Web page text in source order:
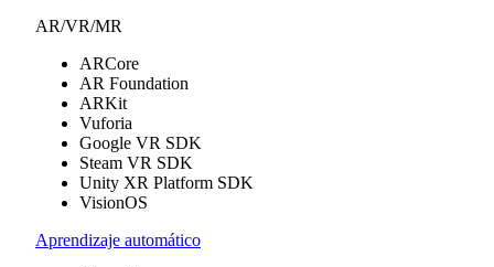
AR/VR/MR
ARCore
AR Foundation
ARKit
Vuforia
Google VR SDK
Steam VR SDK
Unity XR Platform SDK
VisionOS
Aprendizaje automático